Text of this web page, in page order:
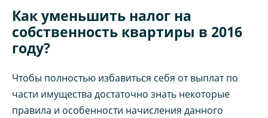
Как уменьшить налог на
собственность квартиры в 2016
году?
Чтобы полностью избавиться себя от выплат по
части имущества достаточно знать некоторые
правила и особенности начисления данного